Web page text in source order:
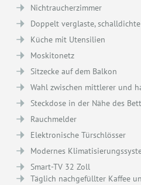
Nichtraucherzimmer
Doppelt verglaste,
Küche mit Utensilien
Moskitonetz
Sitzecke auf dem Balkon
Wahl zwischen mittlerer und
Steckdose in der Nähe des
Rauchmelder
Elektronische Türschlösser
Modernes
Smart-TV 32 Zoll
Täglich nachgefüllter Kaffee